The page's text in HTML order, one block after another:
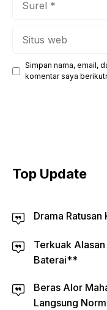
Simpan nama, email,
komentar saya
Top Update
Drama
Terkuak
Baterai**
Beras Alor
Langsung